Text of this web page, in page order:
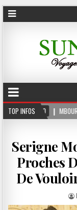
TOP INFOS
: LES GENDARMES ONT
Serigne
Proches
De